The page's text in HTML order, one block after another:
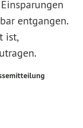
entgangen.
ist,